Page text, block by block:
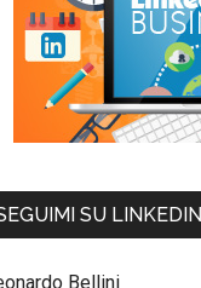
SU LINKEDIN
Bellini